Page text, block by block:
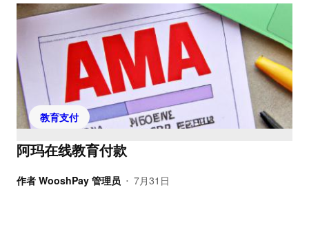
教育支付
阿玛在线教育付款
作者 WooshPay 管理员 • 7月31日